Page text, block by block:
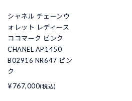
シャネル チェーンウ
ォレット レディース
ココマーク ピンク
CHANEL AP1450
B02916 NR647 ピン
ク
¥767,000(税込)